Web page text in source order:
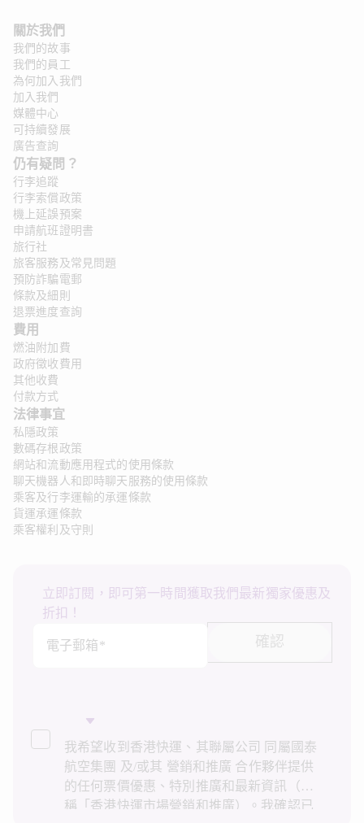
關於我們
我們的故事
我們的員工
為何加入我們
加入我們
媒體中心
可持續發展
廣告查詢
仍有疑問？
行李追蹤
行李索償政策
機上延誤預案
申請航班證明書
旅行社
旅客服務及常見問題
預防詐騙電郵
條款及細則
退票進度查詢
費用
燃油附加費
政府徵收費用
其他收費
付款方式
法律事宜
私隱政策
數碼存根政策
網站和流動應用程式的使用條款
聊天機器人和即時聊天服務的使用條款
乘客及行李運輸的承運條款
貨運承運條款
乘客權利及守則
立即訂閱，即可第一時間獲取我們最新獨家優惠及
折扣！
電子郵箱*
確認
我希望收到香港快運、其聯屬公司 同屬國泰
航空集團 及/或其 營銷和推廣 合作夥伴提供
的任何票價優惠、特別推廣和最新資訊（統
稱「香港快運市場營銷和推廣）。我確認已